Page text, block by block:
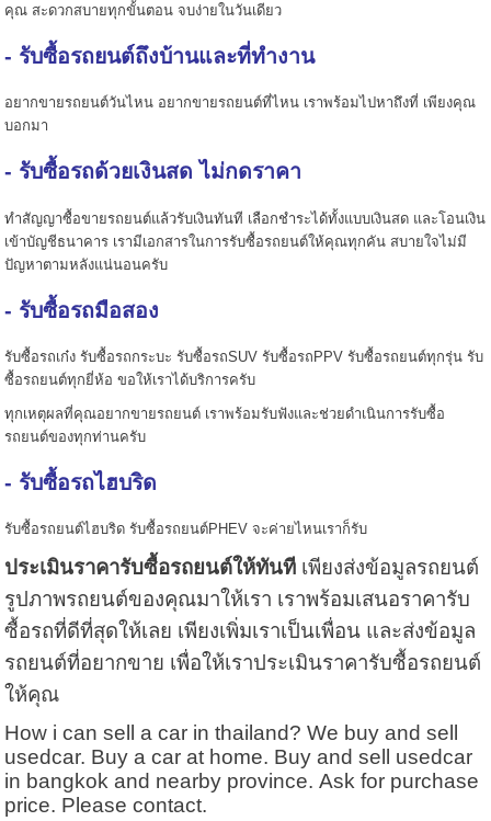
คุณ สะดวกสบายทุกขั้นตอน จบง่ายในวันเดียว
- รับซื้อรถยนต์ถึงบ้านและที่ทำงาน
อยากขายรถยนต์วันไหน อยากขายรถยนต์ที่ไหน เราพร้อมไปหาถึงที่ เพียงคุณ
บอกมา
- รับซื้อรถด้วยเงินสด ไม่กดราคา
ทำสัญญาซื้อขายรถยนต์แล้วรับเงินทันที เลือกชำระได้ทั้งแบบเงินสด และโอนเงิน
เข้าบัญชีธนาคาร เรามีเอกสารในการรับซื้อรถยนต์ให้คุณทุกคัน สบายใจไม่มี
ปัญหาตามหลังแน่นอนครับ
- รับซื้อรถมือสอง
รับซื้อรถเก๋ง รับซื้อรถกระบะ รับซื้อรถSUV รับซื้อรถPPV รับซื้อรถยนต์ทุกรุ่น รับ
ซื้อรถยนต์ทุกยี่ห้อ ขอให้เราได้บริการครับ
ทุกเหตุผลที่คุณอยากขายรถยนต์ เราพร้อมรับฟังและช่วยดำเนินการรับซื้อ
รถยนต์ของทุกท่านครับ
- รับซื้อรถไฮบริด
รับซื้อรถยนต์ไฮบริด รับซื้อรถยนต์PHEV จะค่ายไหนเราก็รับ
ประเมินราคารับซื้อรถยนต์ให้ทันที เพียงส่งข้อมูลรถยนต์
รูปภาพรถยนต์ของคุณมาให้เรา เราพร้อมเสนอราคารับ
ซื้อรถที่ดีที่สุดให้เลย เพียงเพิ่มเราเป็นเพื่อน และส่งข้อมูล
รถยนต์ที่อยากขาย เพื่อให้เราประเมินราคารับซื้อรถยนต์
ให้คุณ
How i can sell a car in thailand? We buy and sell
usedcar. Buy a car at home. Buy and sell usedcar
in bangkok and nearby province. Ask for purchase
price. Please contact.